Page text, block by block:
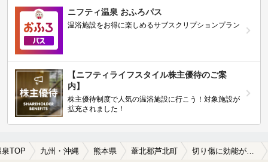
ニフティ温泉 おふろパス
温浴施設をお得に楽しめるサブスクリプションプラン
【ニフティライフスタイル株主優待のご案
内】
株主優待制度で人気の温浴施設に行こう！対象施設が
拡充されました！
泉TOP 九州・沖縄 熊本県 葦北郡芦北町 切り傷に効能がある葦北郡芦北町の温泉、日帰り温泉、スーパー銭湯おすすめ